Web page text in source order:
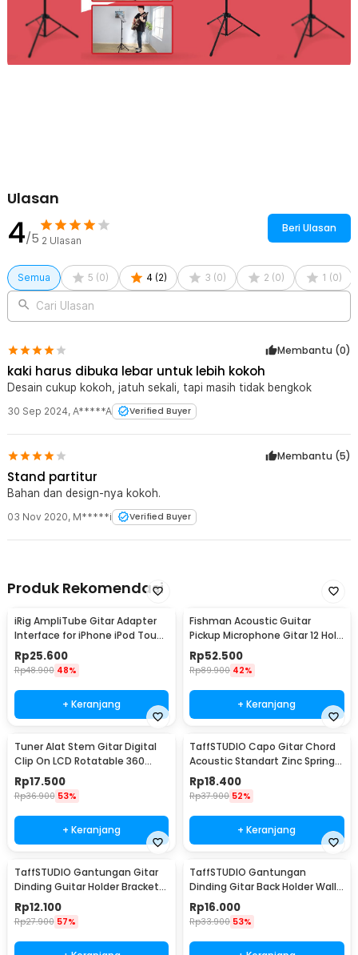
1 x TaffSTUDIO Stand Partitur Sheet Musik Orchestra Tripod
50x34.5cm - P-06
Ulasan
4/5 2 Ulasan
Beri Ulasan
Semua 5 (0) 4 (2) 3 (0) 2 (0) 1 (0)
Cari Ulasan
Membantu (0)
kaki harus dibuka lebar untuk lebih kokoh
Desain cukup kokoh, jatuh sekali, tapi masih tidak bengkok
30 Sep 2024, A*****A Verified Buyer
Membantu (5)
Stand partitur
Bahan dan design-nya kokoh.
03 Nov 2020, M*****i Verified Buyer
Produk Rekomendasi
iRig AmpliTube Gitar Adapter
Interface for iPhone iPod Touch
iPad - IRIG-0003
Rp25.600
Rp48.900 48%
+ Keranjang
Fishman Acoustic Guitar
Pickup Microphone Gitar 12 Hole
6.35mm 2.8M - P-012
Rp52.500
Rp89.900 42%
+ Keranjang
Tuner Alat Stem Gitar Digital
Clip On LCD Rotatable 360
Degree - JT-01
Rp17.500
Rp36.900 53%
+ Keranjang
TaffSTUDIO Capo Gitar Chord
Acoustic Standart Zinc Spring
Anti Karat - M556
Rp18.400
Rp37.900 52%
+ Keranjang
TaffSTUDIO Gantungan Gitar
Dinding Guitar Holder Bracket
Wall Mount - XG-01
Rp12.100
Rp27.900 57%
TaffSTUDIO Gantungan
Dinding Gitar Back Holder Wall
Mount - XG-10
Rp16.000
Rp33.900 53%